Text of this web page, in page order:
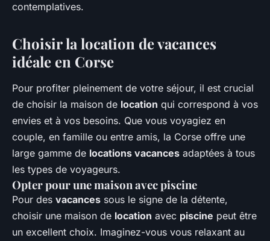
contemplatives.
Choisir la location de vacances
idéale en Corse
Pour profiter pleinement de votre séjour, il est crucial
de choisir la maison de location qui correspond à vos
envies et à vos besoins. Que vous voyagiez en
couple, en famille ou entre amis, la Corse offre une
large gamme de locations vacances adaptées à tous
les types de voyageurs.
Opter pour une maison avec piscine
Pour des vacances sous le signe de la détente,
choisir une maison de location avec piscine peut être
un excellent choix. Imaginez-vous vous relaxant au